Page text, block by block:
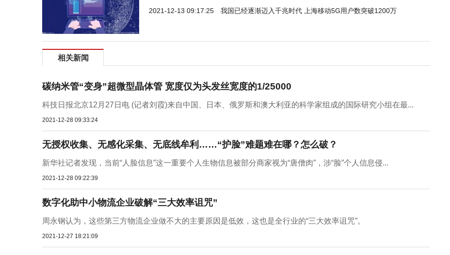
2021-12-13 09:17:25 我国已经逐渐迈入千兆时代 上海移动5G用户数突破1200万
相关新闻
碳纳米管“变身”超微型晶体管 宽度仅为头发丝宽度的1/25000
科技日报北京12月27日电 (记者刘霞)来自中国、日本、俄罗斯和澳大利亚的科学家组成的国际研究小组在最...
2021-12-28 09:33:24
无授权收集、无感化采集、无底线牟利……“护脸”难题难在哪？怎么破？
新华社记者发现，当前“人脸信息”这一重要个人生物信息被部分商家视为“唐僧肉”，涉“脸”个人信息侵...
2021-12-28 09:22:39
数字化助中小物流企业破解“三大效率诅咒”
周永钢认为，这些第三方物流企业做不大的主要原因是低效，这也是全行业的“三大效率诅咒”。
2021-12-27 18:21:09